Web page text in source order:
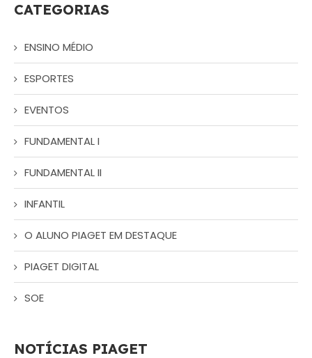
CATEGORIAS
ENSINO MÉDIO
ESPORTES
EVENTOS
FUNDAMENTAL I
FUNDAMENTAL II
INFANTIL
O ALUNO PIAGET EM DESTAQUE
PIAGET DIGITAL
SOE
NOTÍCIAS PIAGET